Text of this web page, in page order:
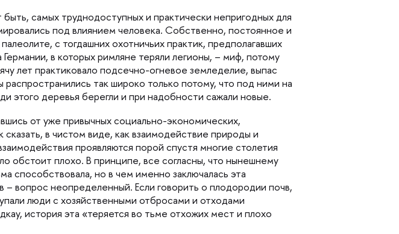
самых труднодоступных и практически непригодных для
под влиянием человека. Собственно, постоянное и
с тогдашних охотничьих практик, предполагавших
в которых римляне теряли легионы, – миф, потому
лет практиковало подсечно-огневое земледелие, выпас
так широко только потому, что под ними на
этого деревья берегли и при надобности сажали новые.
от уже привычных социально-экономических,
в чистом виде, как взаимодействие природы и
проявляются порой спустя многие столетия
обстоит плохо. В принципе, все согласны, что нынешнему
способствовала, но в чем именно заключалась эта
вопрос неопределенный. Если говорить о плодородии почв,
люди с хозяйственными отбросами и отходами
история эта «теряется во тьме отхожих мест и плохо